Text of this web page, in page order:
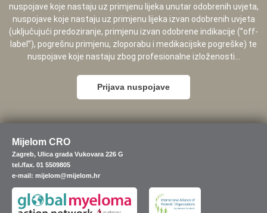
nuspojave koje nastaju uz primjenu lijeka unutar odobrenih uvjeta,
nuspojave koje nastaju uz primjenu lijeka izvan odobrenih uvjeta
(uključujući predoziranje, primjenu izvan odobrene indikacije (”off-
label”), pogrešnu primjenu, zloporabu i medikacijske pogreške) te
nuspojave koje nastaju zbog profesionalne izloženosti...
Prijava nuspojave
Mijelom CRO
Zagreb, Ulica grada Vukovara 226 G
tel./fax. 01 5509805
e-mail: mijelom@mijelom.hr